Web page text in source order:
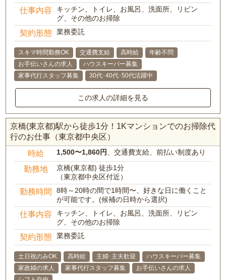
仕事内容
キッチン、トイレ、お風呂、洗面所、リビン
グ、その他のお掃除
契約形態 業務委託
スキマ時間勤務OK 交通費支給 高時給
年齢不問
お手伝いさんの求人
ハウスキーパー募集
家事代行スタッフ募集
30代･40代･50代活躍中
この求人の詳細を見る
京橋(東京都)駅から徒歩1分！1Kマンションでのお掃除代
行のお仕事（東京都中央区）
時給 1,500〜1,860円 、交通費支給、前払い制度あり
勤務地
京橋(東京都) 徒歩1分
（東京都中央区付近）
勤務時間
8時～20時の間で1時間〜、好きな日に働くこと
が可能です。(候補の日時から選択)
仕事内容
キッチン、トイレ、お風呂、洗面所、リビン
グ、その他のお掃除
契約形態 業務委託
土日祝のみOK 高時給 主婦･主夫歓迎
ハウスキーパー募集
家政婦の求人
家事代行スタッフ募集
お手伝いさんの求人